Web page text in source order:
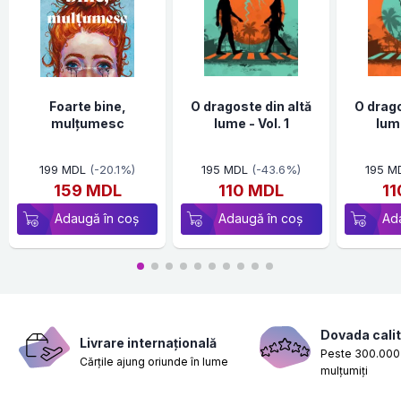
Foarte bine,
mulțumesc
199 MDL (-20.1%)
159 MDL
Adaugă în coș
O dragoste din altă
lume - Vol. 1
195 MDL (-43.6%)
110 MDL
Adaugă în coș
O
195
Livrare internațională
Cărțile ajung oriunde în lume
Dovada
Peste
mulțumiți